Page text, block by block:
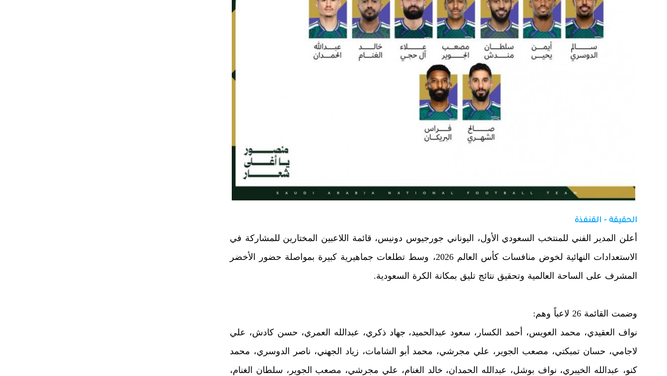
الحقيقة - القنفذة
أعلن المدير الفني للمنتخب السعودي الأول، اليوناني جورجيوس دونيس، قائمة اللاعبين المختارين للمشاركة في
الاستعدادات النهائية لخوض منافسات كأس العالم 2026، وسط تطلعات جماهيرية كبيرة بمواصلة حضور الأخضر
المشرف على الساحة العالمية وتحقيق نتائج تليق بمكانة الكرة السعودية.
وضمت القائمة 26 لاعباً وهم:
نواف العقيدي، محمد العويس، أحمد الكسار، سعود عبدالحميد، جهاد ذكري، عبدالله العمري، حسن كادش، علي
لاجامي، حسان تمبكتي، مصعب الجوير، علي مجرشي، محمد أبو الشامات، زياد الجهني، ناصر الدوسري، محمد
كنو، عبدالله الخيبري، نواف بوشل، عبدالله الحمدان، خالد الغنام، علي مجرشي، مصعب الجوير، سلطان الغنام،